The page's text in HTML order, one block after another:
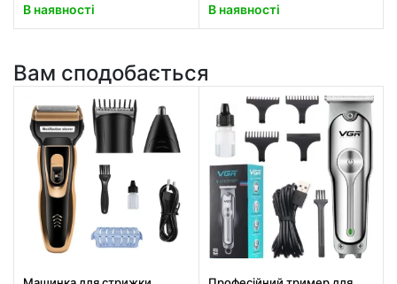
В наявності В наявності
Вам сподобається